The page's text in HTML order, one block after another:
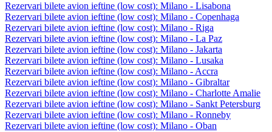
Rezervari bilete avion ieftine (low cost): Milano - Lisabona
Rezervari bilete avion ieftine (low cost): Milano - Copenhaga
Rezervari bilete avion ieftine (low cost): Milano - Riga
Rezervari bilete avion ieftine (low cost): Milano - La Paz
Rezervari bilete avion ieftine (low cost): Milano - Jakarta
Rezervari bilete avion ieftine (low cost): Milano - Lusaka
Rezervari bilete avion ieftine (low cost): Milano - Accra
Rezervari bilete avion ieftine (low cost): Milano - Gibraltar
Rezervari bilete avion ieftine (low cost): Milano - Charlotte Amalie
Rezervari bilete avion ieftine (low cost): Milano - Sankt Petersburg
Rezervari bilete avion ieftine (low cost): Milano - Ronneby
Rezervari bilete avion ieftine (low cost): Milano - Oban